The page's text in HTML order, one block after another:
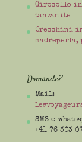
Girocollo in
tanzanite
Orecchini in
madreperla,
Domande?
Mail:
SMS e
+41 76 303